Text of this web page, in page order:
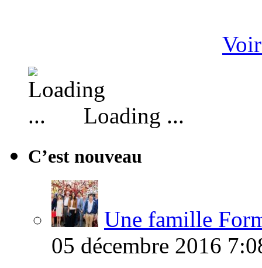
Loading ...
C’est nouveau
Une famille
05 décembre 2016